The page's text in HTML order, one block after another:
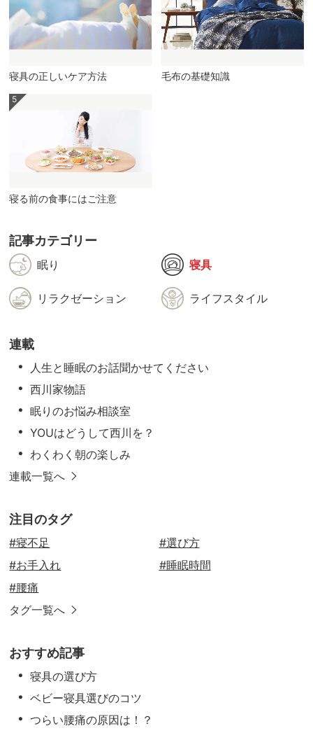
寝具の正しいケア方法 毛布の基礎知識
寝る前の食事にはご注意
記事カテゴリー
眠り
寝具
リラクゼーション ライフスタイル
連載
人生と睡眠のお話聞かせてください
西川家物語
眠りのお悩み相談室
YOUはどうして西川を？
わくわく朝の楽しみ
連載一覧へ
注目のタグ
#寝不足
#選び方
#お手入れ
#睡眠時間
#腰痛
タグ一覧へ
おすすめ記事
寝具の選び方
ベビー寝具選びのコツ
つらい腰痛の原因は！？